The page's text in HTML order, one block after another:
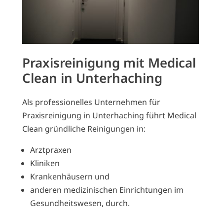
Praxisreinigung mit Medical
Clean in Unterhaching
Als professionelles Unternehmen für
Praxisreinigung in Unterhaching führt Medical
Clean gründliche Reinigungen in:
Arztpraxen
Kliniken
Krankenhäusern und
anderen medizinischen Einrichtungen im
Gesundheitswesen, durch.